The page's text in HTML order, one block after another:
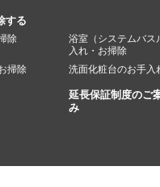
する
除
浴室（システムバス
入れ・お掃除
掃除
洗面化粧台のお手入
延長保証制度のご
み